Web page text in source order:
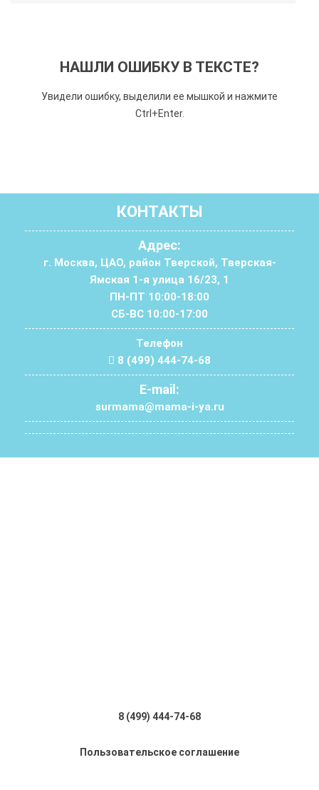
НАШЛИ ОШИБКУ В ТЕКСТЕ?
Увидели ошибку, выделили ее мышкой и нажмите
Ctrl+Enter.
КОНТАКТЫ
Адрес:
г. Москва, ЦАО, район Тверской, Тверская-
Ямская 1-я улица 16/23, 1
ПН-ПТ 10:00-18:00
СБ-ВС 10:00-17:00
Телефон
8 (499) 444-74-68
E-mail:
surmama@mama-i-ya.ru
8 (499) 444-74-68
Пользовательское соглашение